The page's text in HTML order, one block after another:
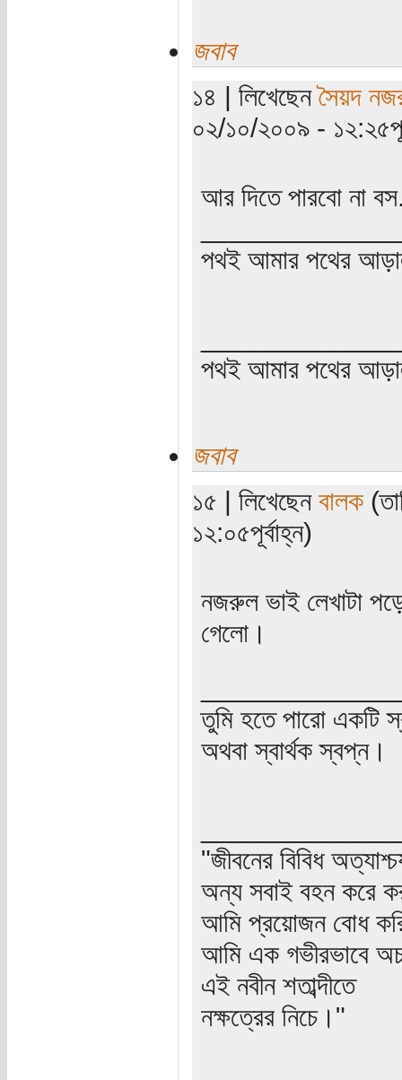
জবাব
১৪ | লিখেছেনসৈয়দ
০২/১০/২০০৯ -
আর দিতে পারবো না
পথই আমার পথের
পথই আমার পথের
জবাব
১৫ | লিখেছেন বালক
১২:০৫পূর্বাহ্ন)
নজরুল ভাই লেখাটা
গেলো।
তুমি হতে পারো একটি
অথবা স্বার্থক স্বপ্ন।
"জীবনের বিবিধ
অন্য সবাই বহন করে
আমি প্রয়োজন বোধ
আমি এক গভীরভাবে
এই নবীন শতাব্দীতে
নক্ষত্রের নিচে।"